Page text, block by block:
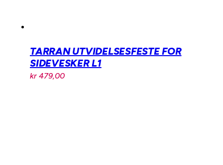
TARRAN UTVIDELSESFESTE FOR
SIDEVESKER L1
kr 479,00